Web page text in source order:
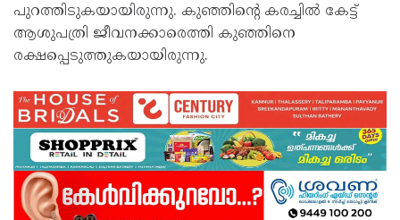
പുറത്തിടുകയായിരുന്നു. കുഞ്ഞിന്റെ കരച്ചിൽ കേട്ട്
ആശുപത്രി ജീവനക്കാരെത്തി കുഞ്ഞിനെ
രക്ഷപ്പെടുത്തുകയായിരുന്നു.